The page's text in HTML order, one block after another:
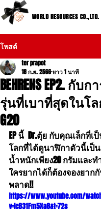
WORLD RESOURCES CO.,LTD.
โพสต์
BEHRENS EP2. กับ
รุ่นที่เบาที่สุดในโลก
G20
ter prapot
18 ก.ย. 2566 ยาว 1 นาที
EP นี้  Dr.ตุ้ย กับคุณเล็กที่เ
โลกที่ได้ดูนาฬิกาตัวนี้เป็
น้ำหนักเพียง20 กรัมและ
ใครยากได้ก็ต้องจองยาก
พลาด!!
https://www.youtube.com/
v=lcB31Fm5Xa8&t=72s